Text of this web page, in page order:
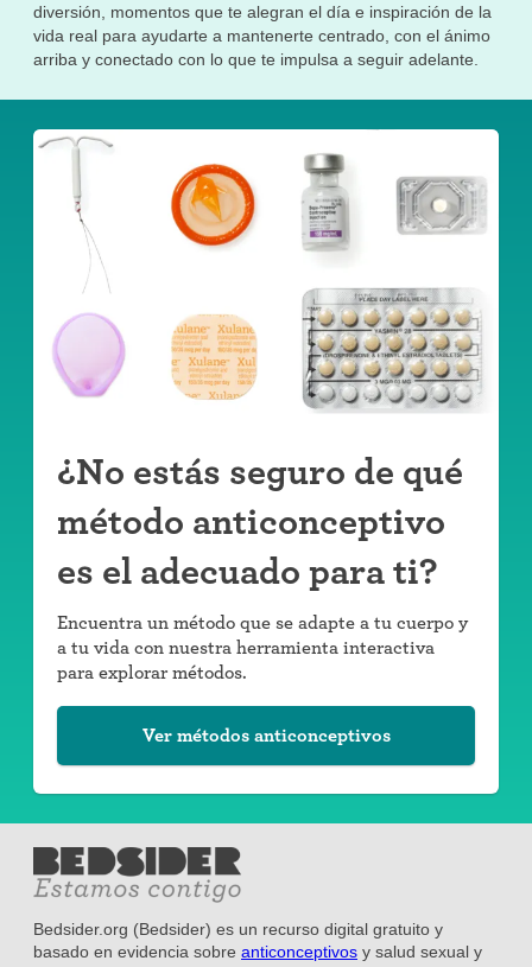
diversión, momentos que te alegran el día e inspiración de la
vida real para ayudarte a mantenerte centrado, con el ánimo
arriba y conectado con lo que te impulsa a seguir adelante.
¿No estás seguro de qué
método anticonceptivo
es el adecuado para ti?
Encuentra un método que se adapte a tu cuerpo y
a tu vida con nuestra herramienta interactiva
para explorar métodos.
Ver métodos anticonceptivos
Bedsider.org (Bedsider) es un recurso digital gratuito y
basado en evidencia sobre anticonceptivos y salud sexual y